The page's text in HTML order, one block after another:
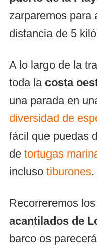
zarparemos para
distancia de 5
A lo largo de la
toda la costa
una parada en
diversidad de
fácil que puedas
de tortugas
incluso tiburones.
Recorreremos
acantilados de
barco os